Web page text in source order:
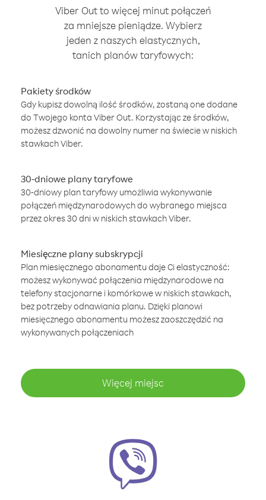
Viber Out to więcej minut połączeń
za mniejsze pieniądze. Wybierz
jeden z naszych elastycznych,
tanich planów taryfowych:
Pakiety środków
Gdy kupisz dowolną ilość środków, zostaną one dodane
do Twojego konta Viber Out. Korzystając ze środków,
możesz dzwonić na dowolny numer na świecie w niskich
stawkach Viber.
30-dniowe plany taryfowe
30-dniowy plan taryfowy umożliwia wykonywanie
połączeń międzynarodowych do wybranego miejsca
przez okres 30 dni w niskich stawkach Viber.
Miesięczne plany subskrypcji
Plan miesięcznego abonamentu daje Ci elastyczność:
możesz wykonywać połączenia międzynarodowe na
telefony stacjonarne i komórkowe w niskich stawkach,
bez potrzeby odnawiania planu. Dzięki planowi
miesięcznego abonamentu możesz zaoszczędzić na
wykonywanych połączeniach
Więcej miejsc